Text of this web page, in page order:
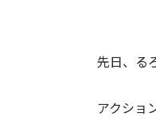
先日、る
アクショ